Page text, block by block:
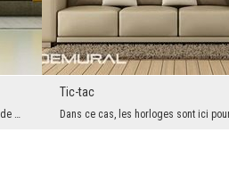
Chaque tissu de cordon est spécifique, un élément de cohésion. Des cordelettes individuelles doiv...
Tic-tac